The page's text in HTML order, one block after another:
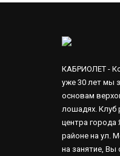
КАБРИОЛЕТ -
уже 30 лет мы
основам
лошадях. Клуб
центра
районе на ул.
на занятие, Вы